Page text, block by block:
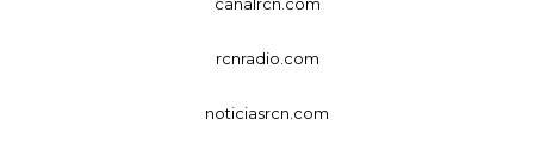
rcnradio.com
noticiasrcn.com